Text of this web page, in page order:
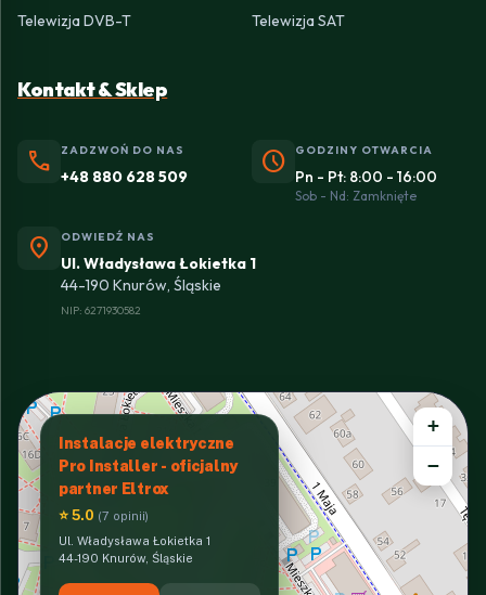
Telewizja DVB-T
Telewizja SAT
Kontakt & Sklep
phone ZADZWOŃ DO NAS
+48 880 628 509 schedule GODZINY OTWARCIA
Pn - Pt: 8:00 - 16:00
Sob - Nd: Zamknięte
location_on ODWIEDŹ NAS
Ul. Władysława Łokietka 1
44-190 Knurów, Śląskie
NIP: 6271930582
Instalacje elektryczne
Pro Installer - oficjalny
partner Eltrox
⭐ 5.0 (7 opinii)
Ul. Władysława Łokietka 1
44-190 Knurów, Śląskie
+
−